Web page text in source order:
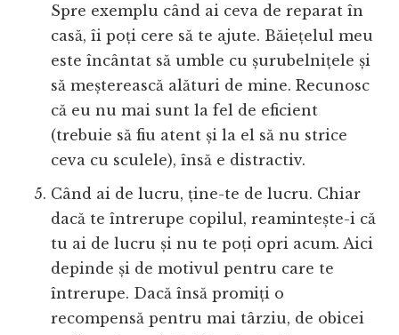
Spre exemplu când ai ceva de reparat în
casă, îi poți cere să te ajute. Băiețelul meu
este încântat să umble cu șurubelnițele și
să meșterească alături de mine. Recunosc
că eu nu mai sunt la fel de eficient
(trebuie să fiu atent și la el să nu strice
ceva cu sculele), însă e distractiv.
Când ai de lucru, ține-te de lucru. Chiar
dacă te întrerupe copilul, reamintește-i că
tu ai de lucru și nu te poți opri acum. Aici
depinde și de motivul pentru care te
întrerupe. Dacă însă promiți o
recompensă pentru mai târziu, de obicei